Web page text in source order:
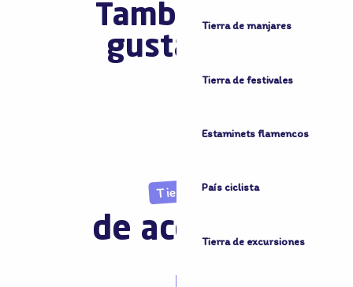
Tierra de manjares
Tierra de festivales
Estaminets flamencos
País ciclista
Tierra de excursiones
También le
gustará...
Tierra
de acogida